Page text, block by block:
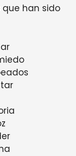
que han sido